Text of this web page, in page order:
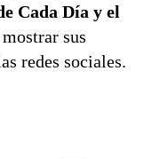
Cada Día y el
sus
redes sociales.